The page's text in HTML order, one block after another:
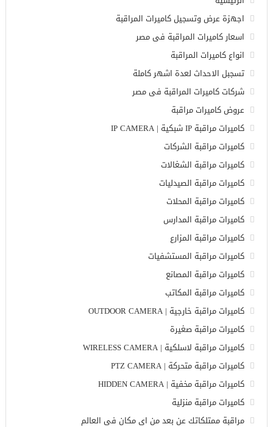
اجهزة عرض وتسجيل كاميرات المراقبة
اسعار كاميرات المراقبة فى مصر
انواع كاميرات المراقبة
تسجبل الاحداث لعدة اشهر كاملة
شركات كاميرات المراقبة فى مصر
عروض كاميرات مراقبة
كاميرات مراقبة IP شبكية | IP CAMERA
كاميرات مراقبة الشركات
كاميرات مراقبة الشغالات
كاميرات مراقبة الصيدليات
كاميرات مراقبة المحلات
كاميرات مراقبة المدارس
كاميرات مراقبة المزارع
كاميرات مراقبة المستشفيات
كاميرات مراقبة المصانع
كاميرات مراقبة المكاتب
كاميرات مراقبة خارجية | OUTDOOR CAMERA
كاميرات مراقبة صغيرة
كاميرات مراقبة لاسلكية | WIRELESS CAMERA
كاميرات مراقبة متحركة | PTZ CAMERA
كاميرات مراقبة مخفية | HIDDEN CAMERA
كاميرات مراقبة منزلية
مراقبة ممتلكاتك عن بعد من اى مكان فى العالم